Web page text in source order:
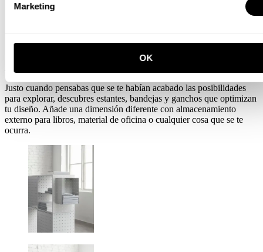
Marketing
OK
Justo cuando pensabas que se te habían acabado las posibilidades
para explorar, descubres estantes, bandejas y ganchos que optimizan
tu diseño. Añade una dimensión diferente con almacenamiento
externo para libros, material de oficina o cualquier cosa que se te
ocurra.